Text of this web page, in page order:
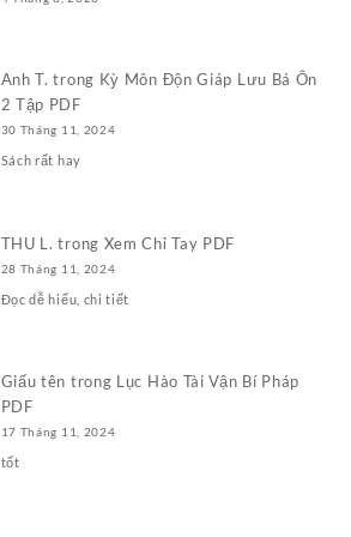
Anh T. trong Kỳ Môn Độn Giáp Lưu Bá Ôn
2 Tập PDF
30 Tháng 11, 2024
Sách rất hay
THU L. trong Xem Chỉ Tay PDF
28 Tháng 11, 2024
Đọc dễ hiểu, chi tiết
Giấu tên trong Lục Hào Tài Vận Bí Pháp
PDF
17 Tháng 11, 2024
tốt